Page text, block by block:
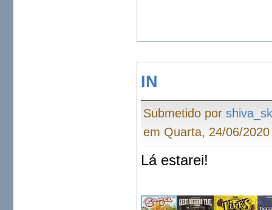
IN
Submetido por
em Quarta, 24/06/
Lá estarei!